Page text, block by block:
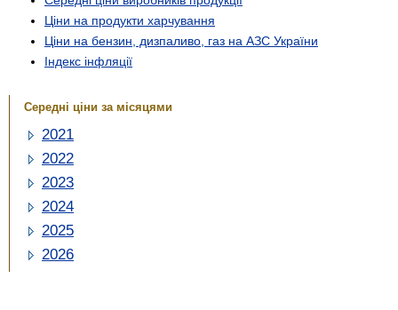
Ціни на продукти харчування
Ціни на бензин, дизпаливо, газ на АЗС України
Індекс інфляції
Середні ціни за місяцями
2021
2022
2023
2024
2025
2026